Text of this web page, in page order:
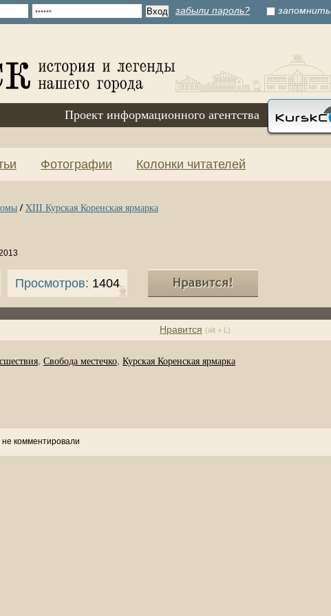
забыли пароль? запомнить
Проект информационного агентства
Фотографии Колонки читателей
/ XIII Курская Коренская ярмарка
Просмотров: 1404
Нравится (alt + L)
, Свобода местечко, Курская Коренская ярмарка
комментировали